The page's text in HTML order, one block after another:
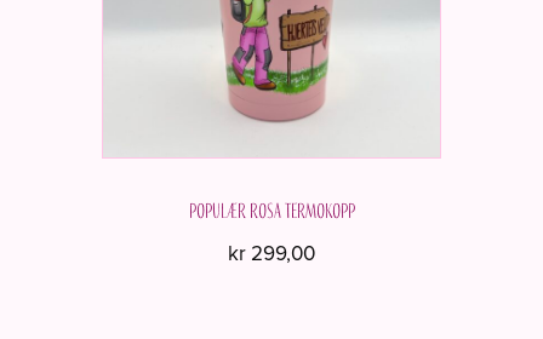
Populær rosa termokopp
kr 299,00